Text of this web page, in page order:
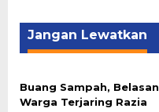
Jangan Lewatkan
Buang Sampah, Belasan
Warga Terjaring Razia